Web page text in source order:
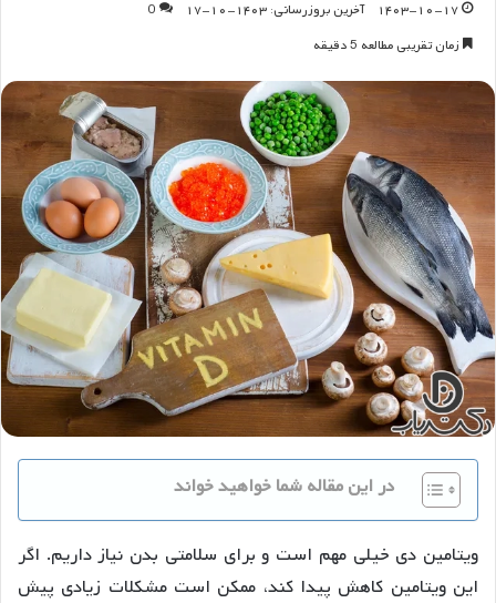
۱۴۰۳-۱۰-۱۷ آخرین بروزرسانی: ۱۴۰۳-۱۰-۱۷
0
زمان تقریبی مطالعه 5 دقیقه
در این مقاله شما خواهید خواند
ویتامین دی خیلی مهم است و برای سلامتی بدن نیاز داریم. اگر
این ویتامین کاهش پیدا کند، ممکن است مشکلات زیادی پیش